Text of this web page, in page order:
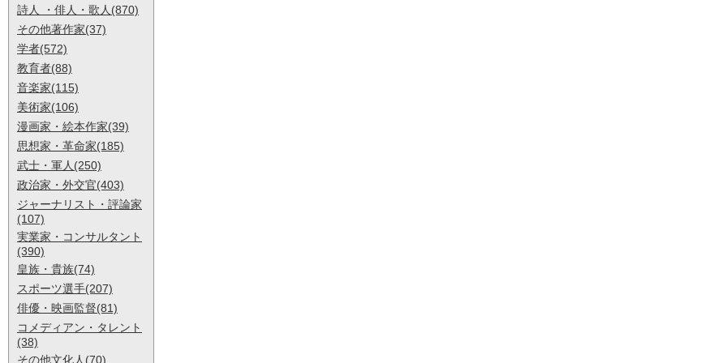
詩人 ・俳人・歌人(870)
その他著作家(37)
学者(572)
教育者(88)
音楽家(115)
美術家(106)
漫画家・絵本作家(39)
思想家・革命家(185)
武士・軍人(250)
政治家・外交官(403)
ジャーナリスト・評論家
(107)
実業家・コンサルタント
(390)
皇族・貴族(74)
スポーツ選手(207)
俳優・映画監督(81)
コメディアン・タレント
(38)
その他文化人(70)